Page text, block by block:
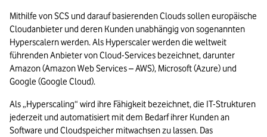
Mithilfe von SCS und darauf basierenden Clouds sollen europäische
Cloudanbieter und deren Kunden unabhängig von sogenannten
Hyperscalern werden. Als Hyperscaler werden die weltweit
führenden Anbieter von Cloud-Services bezeichnet, darunter
Amazon (Amazon Web Services – AWS), Microsoft (Azure) und
Google (Google Cloud).
Als „Hyperscaling“ wird ihre Fähigkeit bezeichnet, die IT-Strukturen
jederzeit und automatisiert mit dem Bedarf ihrer Kunden an
Software und Cloudspeicher mitwachsen zu lassen. Das